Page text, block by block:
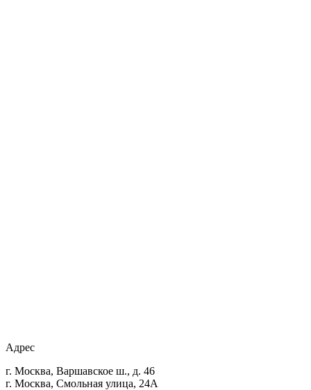
Адрес
г. Москва, Варшавское ш., д. 46
г. Москва, Смольная улица, 24А